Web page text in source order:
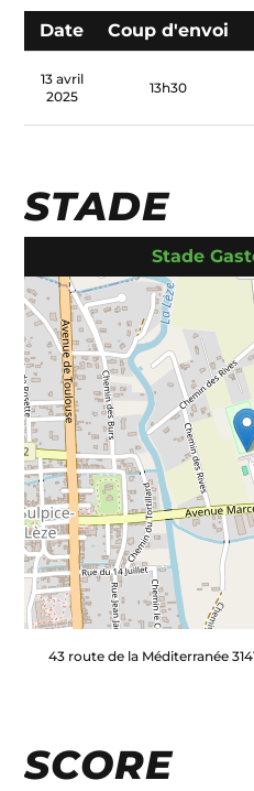
Date Coup d'envoi
13 avril
2025
13h30
STADE
Stade
43 route de la Méditerranée
SCORE